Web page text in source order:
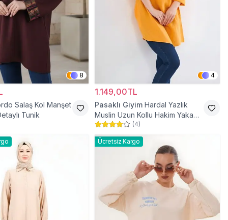
8
Salaş Kol Manşet
Tunik
4
1.149,00TL
Pasaklı Giyim Hardal Yazlık
Muslin Uzun Kollu Hakim Yaka
Cepli Tesettür Tunik
(4)
Ücretsiz Kargo